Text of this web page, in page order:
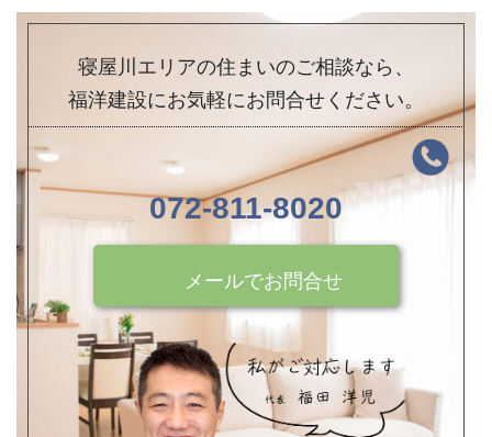
寝屋川エリアの住まいのご相談なら、
福洋建設にお気軽にお問合せください。
072-811-8020
メールでお問合せ